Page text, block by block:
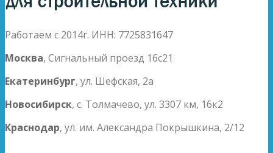
Работаем с 2014г. ИНН: 7725831647
Москва, Сигнальный проезд 16с21
Екатеринбург, ул. Шефская, 2а
Новосибирск, с. Толмачево, ул. 3307 км, 16к2
Краснодар, ул. им. Александра Покрышкина, 2/12